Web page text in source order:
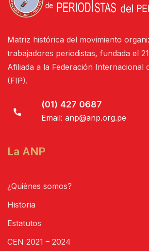
Matriz histórica del movimiento
trabajadores periodistas, fundada el
Afiliada a la Federación Internacional
(FIP).
(01) 427 0687
Email: anp@anp.org.pe
La ANP
¿Quiénes somos?
Historia
Estatutos
CEN 2021 – 2024